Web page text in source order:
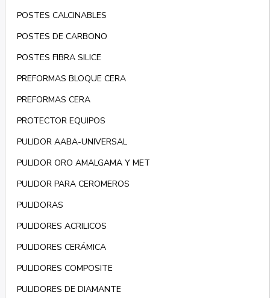
POSTES CALCINABLES
POSTES DE CARBONO
POSTES FIBRA SILICE
PREFORMAS BLOQUE CERA
PREFORMAS CERA
PROTECTOR EQUIPOS
PULIDOR AABA-UNIVERSAL
PULIDOR ORO AMALGAMA Y MET
PULIDOR PARA CEROMEROS
PULIDORAS
PULIDORES ACRILICOS
PULIDORES CERÁMICA
PULIDORES COMPOSITE
PULIDORES DE DIAMANTE